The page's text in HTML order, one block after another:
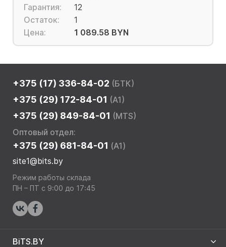
Гарантия:
12
Остаток:
1
Цена:
1 089.58 BYN
+375 (17) 336-84-02 (БТК)
+375 (29) 172-84-01 (A1)
+375 (29) 849-84-01 (MTS)
Оптовый отдел:
+375 (29) 681-84-01 (A1)
site1@bits.by
Режим работы склада
ПН – ПТ с 9:00 до 17:45
BiTS.BY